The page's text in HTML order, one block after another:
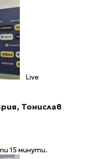
Live
Тонислав
15 минути.